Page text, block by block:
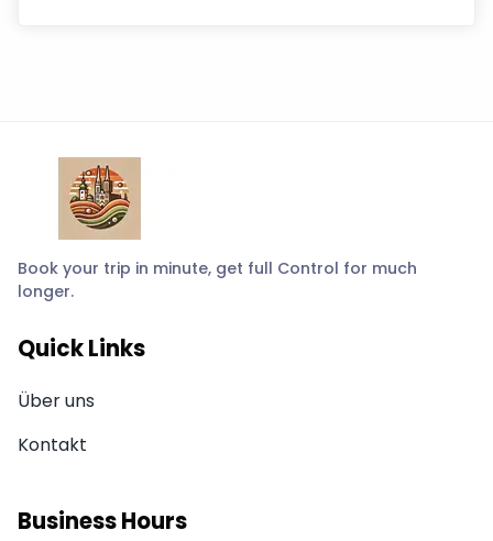
Book your trip in minute, get full Control for much
longer.
Quick Links
Über uns
Kontakt
Business Hours